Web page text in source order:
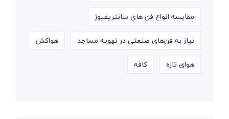
مقایسه انواع فن های سانتریفیوژ
نیاز به فن‌های صنعتی در تهویه مساجد
هواکش
هوای تازه
کافه